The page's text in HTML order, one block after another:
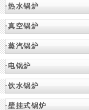
·热水锅炉
·真空锅炉
·蒸汽锅炉
·电锅炉
·饮水锅炉
·壁挂式锅炉